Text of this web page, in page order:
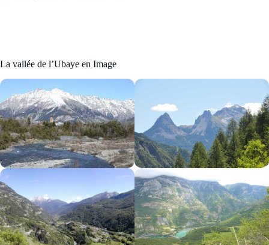
La vallée de l’Ubaye en Image